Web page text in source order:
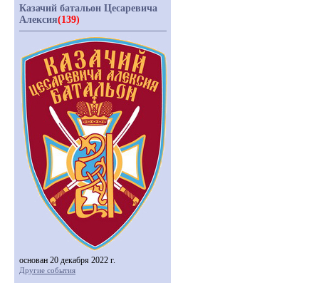
Казачий батальон Цесаревича
Алексия(139)
основан 20 декабря 2022 г.
Другие события